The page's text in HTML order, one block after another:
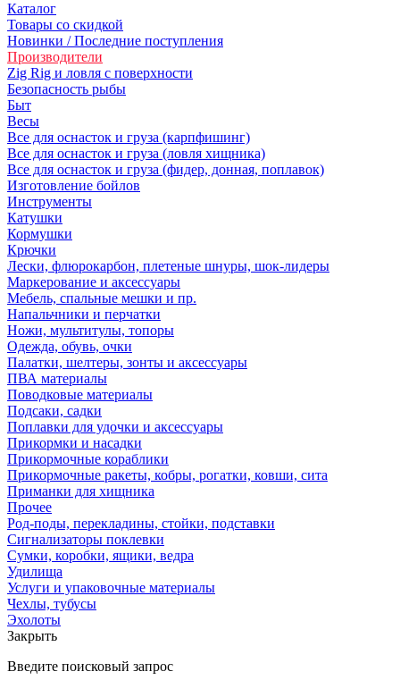
Каталог
Товары со скидкой
Новинки / Последние поступления
Производители
Zig Rig и ловля с поверхности
Безoпасность рыбы
Быт
Весы
Все для оснасток и груза (карпфишинг)
Все для оснасток и груза (ловля хищника)
Все для оснасток и груза (фидер, донная, поплавок)
Изготовление бойлов
Инструменты
Катушки
Кормушки
Крючки
Лески, флюрокарбон, плетеные шнуры, шок-лидеры
Маркерование и аксессуары
Мебель, спальные мешки и пр.
Напальчники и перчатки
Ножи, мультитулы, топоры
Одежда, обувь, очки
Палатки, шелтеры, зонты и аксессуары
ПВА материалы
Поводковые материалы
Подсаки, садки
Поплавки для удочки и аксессуары
Прикормки и насадки
Прикормочные кораблики
Прикормочные ракеты, кобры, рогатки, ковши, сита
Приманки для хищника
Прочее
Род-поды, перекладины, стойки, подставки
Сигнализаторы поклевки
Сумки, коробки, ящики, ведра
Удилища
Услуги и упаковочные материалы
Чехлы, тубусы
Эхолоты
Закрыть
Введите поисковый запрос